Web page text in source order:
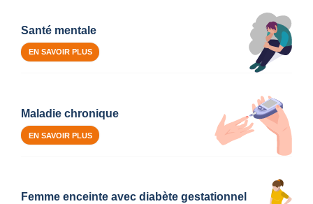
Santé mentale
EN SAVOIR PLUS
Maladie chronique
EN SAVOIR PLUS
Femme enceinte avec diabète gestationnel